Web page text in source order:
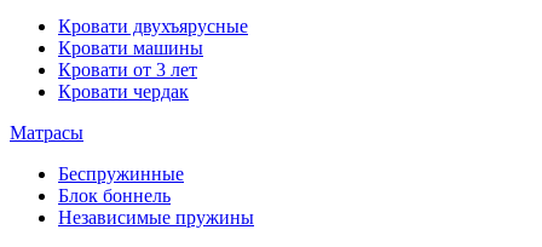
Кровати двухъярусные
Кровати машины
Кровати от 3 лет
Кровати чердак
Матрасы
Беспружинные
Блок боннель
Независимые пружины